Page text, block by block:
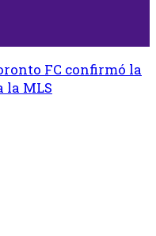
FC confirmó la
la MLS